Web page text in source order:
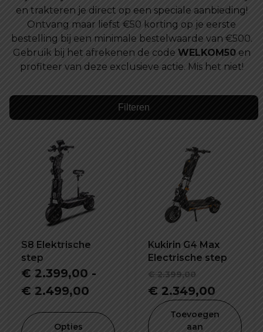
en trakteren je direct op een speciale aanbieding!
Ontvang maar liefst €50 korting op je eerste
bestelling bij een minimale bestelwaarde van €500.
Gebruik bij het afrekenen de code WELKOM50en
profiteer van deze exclusieve actie. Mis het niet!
Filteren
S8 Elektrische
step
€ 2.399,00 -
€ 2.499,00 Prijsklasse:
€ 2.399,00
Opties
Kukirin G4 Max
Electrische step
€2.399,00
prijs
was:
€
€ 2.349,00
prijs
Toevoegen
aan